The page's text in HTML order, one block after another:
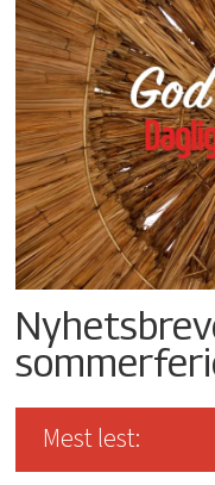
Mest lest: